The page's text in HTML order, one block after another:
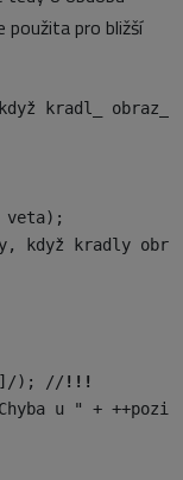
použita pro bližší
kradl_
veta);
když kradly
); //
!!!
u " +